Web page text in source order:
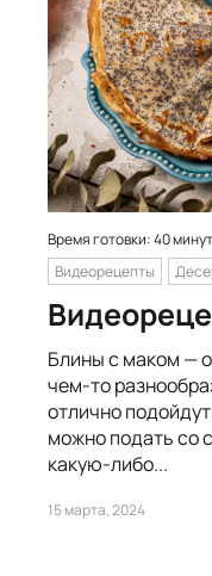
Время готовки: 40 минут
Видеорецепты
Блины с маком —
чем-то
отлично
можно подать со
какую-либо...
15 марта, 2024